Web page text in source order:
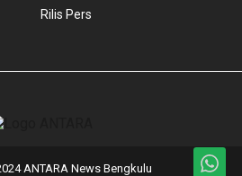
Rilis Pers
ANTARA News Bengkulu